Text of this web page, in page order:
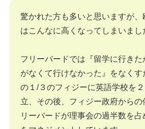
驚かれた方も多いと思いますが、
はこんなに高くなってしまいまし
フリーバードでは『留学に行き
がなくて行けなかった』をなく
の１/３のフィジーに英語学校を
立、その後、フィジー政府からの
リーバードが理事会の過半数を